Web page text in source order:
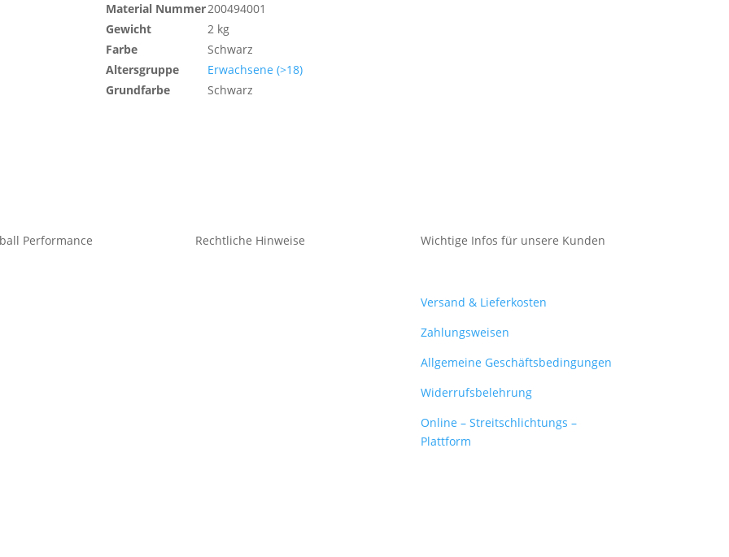
Material Nummer200494001
Gewicht
2 kg
Farbe
Schwarz
Altersgruppe
Erwachsene (>18)
Grundfarbe
Schwarz
Performance Rechtliche Hinweise Wichtige Infos für unsere Kunden
Versand & Lieferkosten
Zahlungsweisen
Allgemeine Geschäftsbedingungen
Widerrufsbelehrung
Online – Streitschlichtungs –
Plattform